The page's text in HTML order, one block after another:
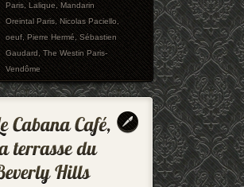
Paris,Lalique,Mandarin
Oreintal Paris,Nicolas Paciello,
oeuf,Pierre Hermé,Sébastien
Gaudard,The Westin Paris-
Vendôme